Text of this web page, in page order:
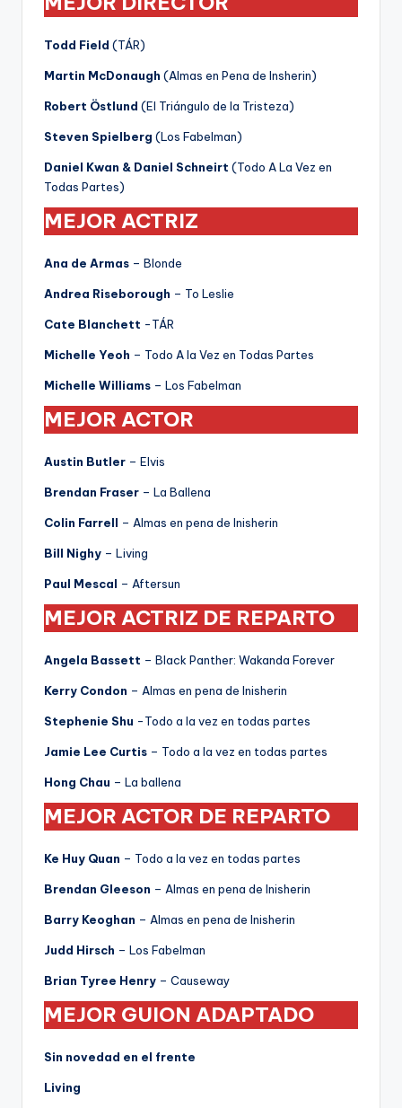
Todd Field (TÁR)
Martin McDonaugh (Almas en Pena de Insherin)
Robert Östlund (El Triángulo de la Tristeza)
Steven Spielberg (Los Fabelman)
Daniel Kwan & Daniel Schneirt (Todo A La Vez en
Todas Partes)
MEJOR ACTRIZ
Ana de Armas – Blonde
Andrea Riseborough – To Leslie
Cate Blanchett -TÁR
Michelle Yeoh – Todo A la Vez en Todas Partes
Michelle Williams – Los Fabelman
MEJOR ACTOR
Austin Butler – Elvis
Brendan Fraser – La Ballena
Colin Farrell – Almas en pena de Inisherin
Bill Nighy – Living
Paul Mescal – Aftersun
MEJOR ACTRIZ DE REPARTO
Angela Bassett – Black Panther: Wakanda Forever
Kerry Condon – Almas en pena de Inisherin
Stephenie Shu -Todo a la vez en todas partes
Jamie Lee Curtis – Todo a la vez en todas partes
Hong Chau – La ballena
MEJOR ACTOR DE REPARTO
Ke Huy Quan – Todo a la vez en todas partes
Brendan Gleeson – Almas en pena de Inisherin
Barry Keoghan – Almas en pena de Inisherin
Judd Hirsch – Los Fabelman
Brian Tyree Henry – Causeway
MEJOR GUION ADAPTADO
Sin novedad en el frente
Living